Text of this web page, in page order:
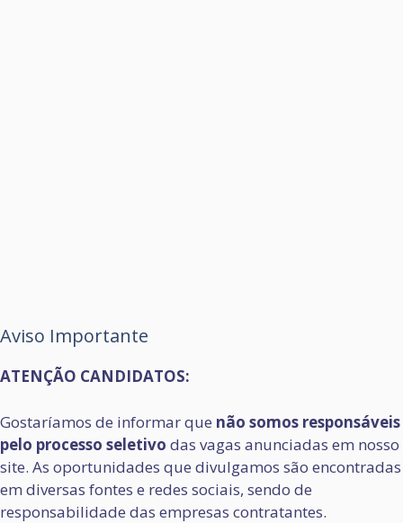
Aviso Importante
ATENÇÃO CANDIDATOS:
Gostaríamos de informar que não somos responsáveis
pelo processo seletivo das vagas anunciadas em nosso
site. As oportunidades que divulgamos são encontradas
em diversas fontes e redes sociais, sendo de
responsabilidade das empresas contratantes.